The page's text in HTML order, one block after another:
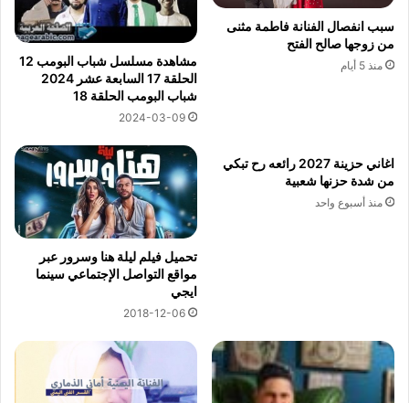
سبب انفصال الفنانة فاطمة مثنى
من زوجها صالح الفتح
منذ 5 أيام
مشاهدة مسلسل شباب البومب 12
الحلقة 17 السابعة عشر 2024
شباب البومب الحلقة 18
2024-03-09
اغاني حزينة 2027 رائعه رح تبكي
من شدة حزنها شعبية
منذ أسبوع واحد
تحميل فيلم ليلة هنا وسرور عبر
مواقع التواصل الإجتماعي سينما
ايجي
2018-12-06